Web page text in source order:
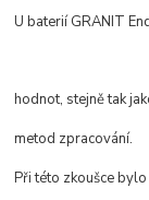
U baterií GRANIT
hodnot, stejně tak
metod zpracování.
Při této zkoušce